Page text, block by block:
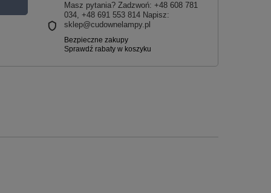
Masz pytania? Zadzwoń: +48 608 781
034, +48 691 553 814 Napisz:
sklep@cudownelampy.pl